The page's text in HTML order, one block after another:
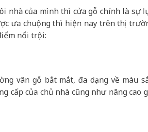
nhà của mình thì cửa gỗ chính là sự
ưa chuộng thì hiện nay trên thị
nổi trội:
vân gỗ bắt mắt, đa dạng về màu
cấp của chủ nhà cũng như nâng cao